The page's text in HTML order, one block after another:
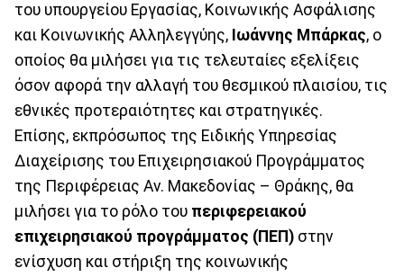
του υπουργείου Εργασίας, Κοινωνικής Ασφάλισης
και Κοινωνικής Αλληλεγγύης, Ιωάννης Μπάρκας, ο
οποίος θα μιλήσει για τις τελευταίες εξελίξεις
όσον αφορά την αλλαγή του θεσμικού πλαισίου, τις
εθνικές προτεραιότητες και στρατηγικές.
Επίσης, εκπρόσωπος της Ειδικής Υπηρεσίας
Διαχείρισης του Επιχειρησιακού Προγράμματος
της Περιφέρειας Αν. Μακεδονίας – Θράκης, θα
μιλήσει για το ρόλο του περιφερειακού
επιχειρησιακού προγράμματος (ΠΕΠ) στην
ενίσχυση και στήριξη της κοινωνικής